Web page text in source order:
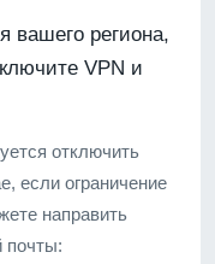
вашего региона,
VPN и
отключить
если ограничение
направить
почты: